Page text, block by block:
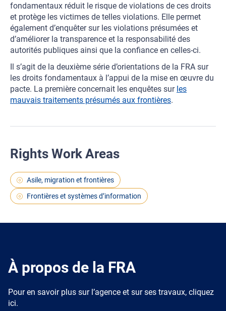
fondamentaux réduit le risque de violations de ces droits
et protège les victimes de telles violations. Elle permet
également d’enquêter sur les violations présumées et
d’améliorer la transparence et la responsabilité des
autorités publiques ainsi que la confiance en celles-ci.
Il s’agit de la deuxième série d’orientations de la FRA sur
les droits fondamentaux à l’appui de la mise en œuvre du
pacte. La première concernait les enquêtes sur les
mauvais traitements présumés aux frontières.
Rights Work Areas
Asile, migration et frontières
Frontières et systèmes d’information
À propos de la FRA
Pour en savoir plus sur l’agence et sur ses travaux, cliquez
ici.